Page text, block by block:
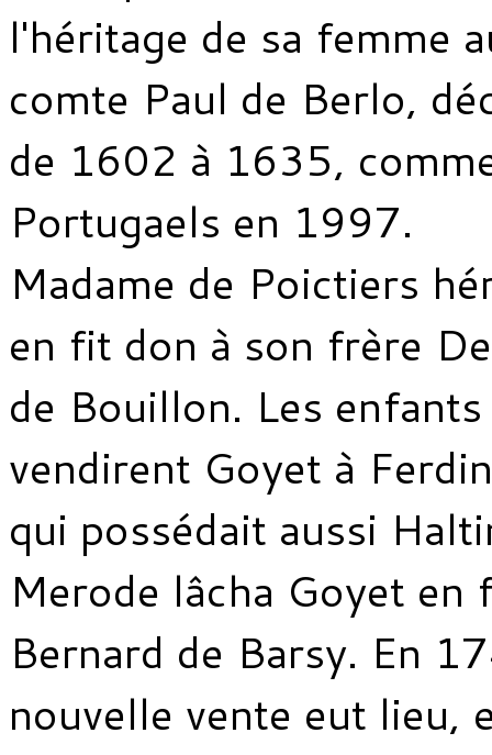
l'héritage de sa femme
comte Paul de Berlo,
de 1602 à 1635,
Portugaels en 1997.
Madame de Poictiers
en fit don à son frère
de Bouillon. Les
vendirent Goyet à
qui possédait aussi
Merode lâcha Goyet en
Bernard de Barsy. En
nouvelle vente eut lieu,